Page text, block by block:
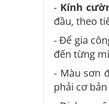
- Kính
đầu, theo
- Để gia
đến từng
- Màu sơn
phải cơ